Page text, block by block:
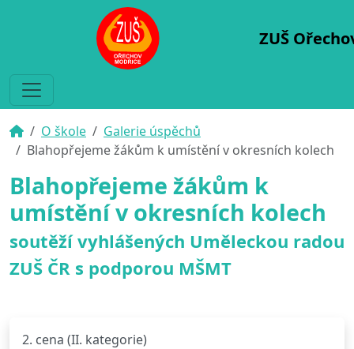
ZUŠ
O škole
Galerie úspěchů
Blahopřejeme žákům k umístění v okresních kolech
Blahopřejeme žákům k
umístění v okresních kolech
soutěží vyhlášených Uměleckou radou
ZUŠ ČR s podporou MŠMT
2. cena (II. kategorie)